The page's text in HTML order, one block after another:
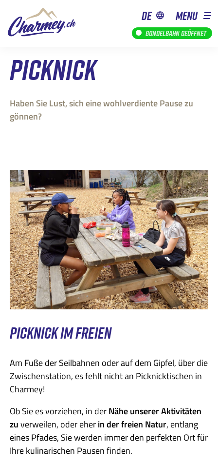
Gondelbahn geöffnet
de MENU
PICKNICK
Haben Sie Lust, sich eine wohlverdiente Pause zu
gönnen?
PICKNICK IM FREIEN
Am Fuße der Seilbahnen oder auf dem Gipfel, über die
Zwischenstation, es fehlt nicht an Picknicktischen in
Charmey!
Ob Sie es vorziehen, in derNähe unserer Aktivitäten
zuverweilen, oder eherin der freien Natur, entlang
eines Pfades, Sie werden immer den perfekten Ort für
Ihre kulinarischen Pausen finden.